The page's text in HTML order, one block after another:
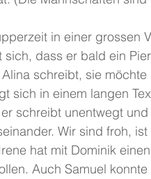
in einer grossen
dass er bald ein
schreibt, sie
sich in einem langen
schreibt unentwegt
Wir sind froh,
hat mit Dominik
Auch Samuel konnte